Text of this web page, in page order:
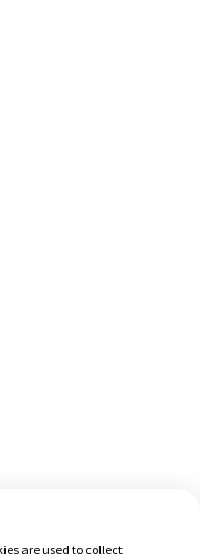
are used to collect